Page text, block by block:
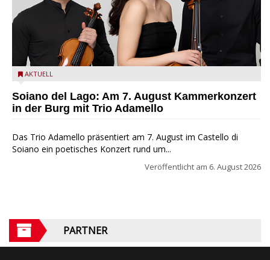
Trio Adamello
AKTUELL
Soiano del Lago: Am 7. August Kammerkonzert
in der Burg mit Trio Adamello
Das Trio Adamello präsentiert am 7. August im Castello di
Soiano ein poetisches Konzert rund um...
Veröffentlicht am 6. August 2026
PARTNER